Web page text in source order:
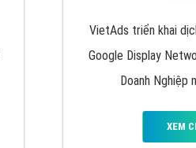
VietAds triển khai
Google Display
Doanh Nghiệp
XEM